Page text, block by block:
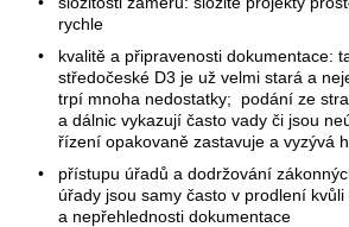
rychle
• kvalitě a připravenosti dokumentace:
středočeské D3 je už velmi stará a
trpí mnoha nedostatky; podání ze
a dálnic vykazují často vady či jsou
řízení opakovaně zastavuje a vyzývá
• přístupu úřadů a dodržování
úřady jsou samy často v prodlení
a nepřehlednosti dokumentace